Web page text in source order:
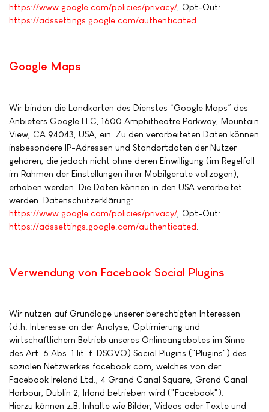
https://www.google.com/policies/privacy/ , Opt-Out:
https://adssettings.google.com/authenticated
Google Maps
Wir binden die Landkarten des Dienstes “Google Maps” des
Anbieters Google LLC, 1600 Amphitheatre Parkway, Mountain
View, CA 94043, USA, ein. Zu den verarbeiteten Daten können
insbesondere IP-Adressen und Standortdaten der Nutzer
gehören, die jedoch nicht ohne deren Einwilligung (im Regelfall
im Rahmen der Einstellungen ihrer Mobilgeräte vollzogen),
erhoben werden. Die Daten können in den USA verarbeitet
werden. Datenschutzerklärung:
https://www.google.com/policies/privacy/ , Opt-Out:
https://adssettings.google.com/authenticated
Verwendung von Facebook Social Plugins
Wir nutzen auf Grundlage unserer berechtigten Interessen
(d.h. Interesse an der Analyse, Optimierung und
wirtschaftlichem Betrieb unseres Onlineangebotes im Sinne
des Art. 6 Abs. 1 lit. f. DSGVO) Social Plugins ("Plugins") des
sozialen Netzwerkes facebook.com, welches von der
Facebook Ireland Ltd., 4 Grand Canal Square, Grand Canal
Harbour, Dublin 2, Irland betrieben wird ("Facebook").
Hierzu können z.B. Inhalte wie Bilder, Videos oder Texte und